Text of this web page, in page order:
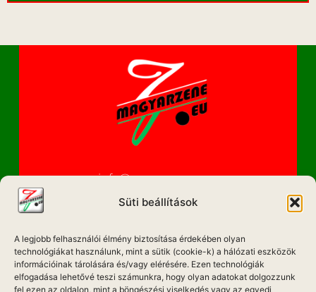
Süti beállítások
A legjobb felhasználói élmény biztosítása érdekében olyan
technológiákat használunk, mint a sütik (cookie-k) a hálózati eszközök
információinak tárolására és/vagy elérésére. Ezen technológiák
elfogadása lehetővé teszi számunkra, hogy olyan adatokat dolgozzunk
fel ezen az oldalon, mint a böngészési viselkedés vagy az egyedi
info@magyarzene.eu
IMPRESSZUM
ETIKAI KÓDEX